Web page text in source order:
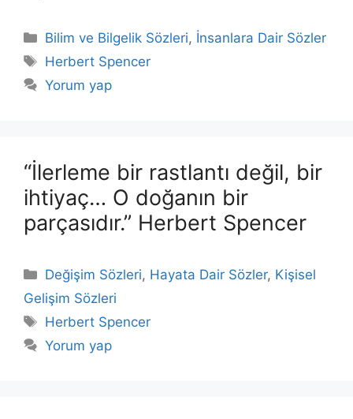
Kategoriler
Bilim ve Bilgelik Sözleri, İnsanlara Dair Sözler
Etiketler
Herbert Spencer
Yorum yap
“İlerleme bir rastlantı değil, bir
ihtiyaç… O doğanın bir
parçasıdır.” Herbert Spencer
Kategoriler
Değişim Sözleri, Hayata Dair Sözler, Kişisel
Gelişim Sözleri
Etiketler
Herbert Spencer
Yorum yap